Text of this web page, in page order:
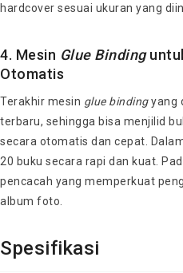
hardcover sesuai ukuran yang
4. Mesin Glue Binding
Otomatis
Terakhir mesin glue bindingyang
terbaru, sehingga bisa menjilid
secara otomatis dan cepat.
20 buku secara rapi dan kuat.
pencacah yang memperkuat
album foto.
Spesifikasi